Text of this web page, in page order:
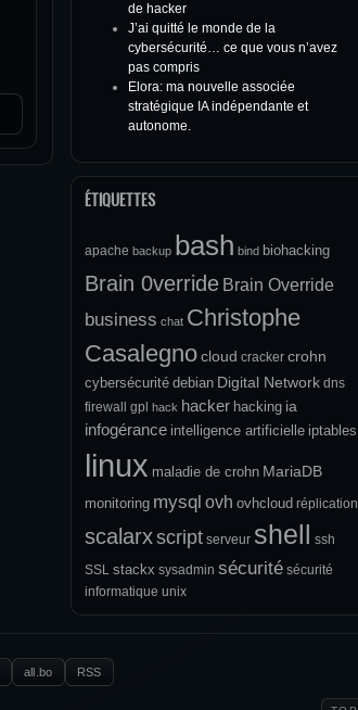
de hacker
J’ai quitté le monde de la
cybersécurité… ce que vous n’avez
pas compris
Elora: ma nouvelle associée
stratégique IA indépendante et
autonome.
ÉTIQUETTES
apache backup bash bind biohacking
Brain 0verride Brain Override
business chat Christophe
Casalegnocloud cracker crohn
cybersécurité debian Digital Network dns
firewall
gpl hack hacker hacking ia
infogérance intelligence artificielle iptables
linux maladie de crohn MariaDB
monitoring mysql ovh ovhcloud réplication
scalarxscript serveur shell
ssh
SSL stackx sysadmin sécurité sécurité
informatique unix
all.bo
RSS